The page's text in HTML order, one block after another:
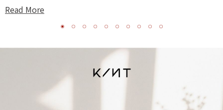
Read More